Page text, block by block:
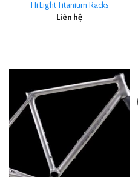
Hi Light Titanium Racks
Liên hệ